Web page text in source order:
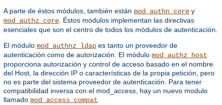
A parte de éstos módulos, también están mod_authn_core y
mod_authz_core . Éstos módulos implementan las directivas
esenciales que son el centro de todos los módulos de autenticación.
El módulo mod_authnz_ldap es tanto un proveedor de
autenticación como de autorización. El módulo mod_authz_host
proporciona autorización y control de acceso basado en el nombre
del Host, la dirección IP o características de la propia petición, pero
no es parte del sistema proveedor de autenticación. Para tener
compatibilidad inversa con el mod_access, hay un nuevo modulo
llamado mod_access_compat